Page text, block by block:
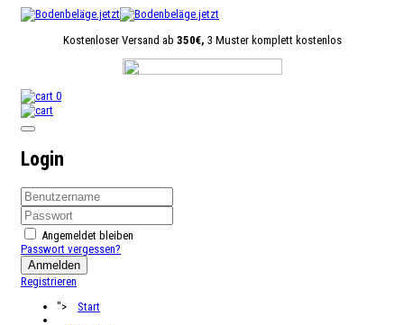
Kostenloser Versand ab 350€, 3 Muster komplett kostenlos
0
Login
Angemeldet bleiben
Passwort vergessen?
Anmelden
Registrieren
">
Start